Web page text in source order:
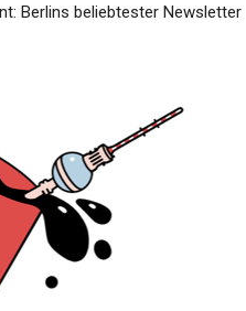
Berlins beliebtester Newsletter
SPORT
Hat Noch
Manuel Neuer…
May 15, 2026